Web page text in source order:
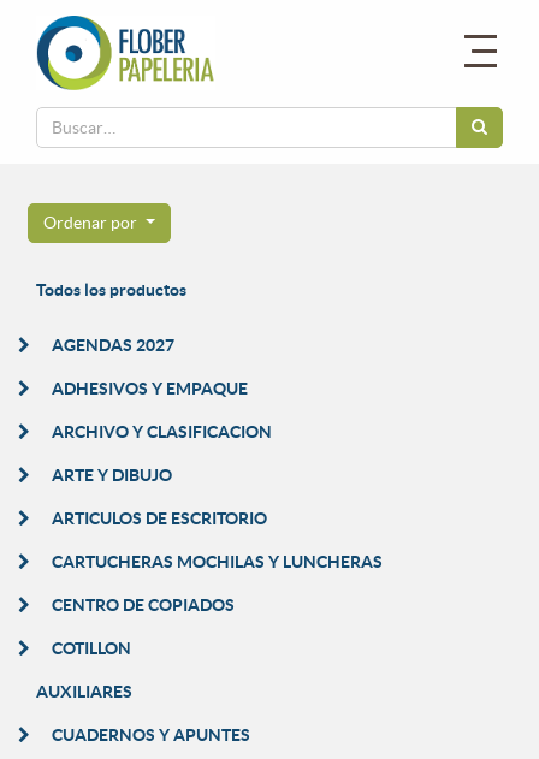
Ordenar por
Todos los productos
AGENDAS 2027
ADHESIVOS Y EMPAQUE
ARCHIVO Y CLASIFICACION
ARTE Y DIBUJO
ARTICULOS DE ESCRITORIO
CARTUCHERAS MOCHILAS Y LUNCHERAS
CENTRO DE COPIADOS
COTILLON
AUXILIARES
CUADERNOS Y APUNTES